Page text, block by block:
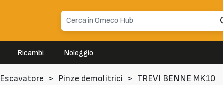
Ricambi Noleggio
Escavatore > Pinze demolitrici > TREVI BENNE MK10